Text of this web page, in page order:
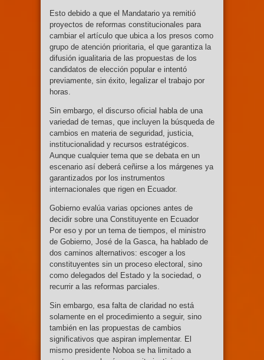
Esto debido a que el Mandatario ya remitió
proyectos de reformas constitucionales para
cambiar el artículo que ubica a los presos como
grupo de atención prioritaria, el que garantiza la
difusión igualitaria de las propuestas de los
candidatos de elección popular e intentó
previamente, sin éxito, legalizar el trabajo por
horas.
Sin embargo, el discurso oficial habla de una
variedad de temas, que incluyen la búsqueda de
cambios en materia de seguridad, justicia,
institucionalidad y recursos estratégicos.
Aunque cualquier tema que se debata en un
escenario así deberá ceñirse a los márgenes ya
garantizados por los instrumentos
internacionales que rigen en Ecuador.
Gobierno evalúa varias opciones antes de
decidir sobre una Constituyente en Ecuador
Por eso y por un tema de tiempos, el ministro
de Gobierno, José de la Gasca, ha hablado de
dos caminos alternativos: escoger a los
constituyentes sin un proceso electoral, sino
como delegados del Estado y la sociedad, o
recurrir a las reformas parciales.
Sin embargo, esa falta de claridad no está
solamente en el procedimiento a seguir, sino
también en las propuestas de cambios
significativos que aspiran implementar. El
mismo presidente Noboa se ha limitado a